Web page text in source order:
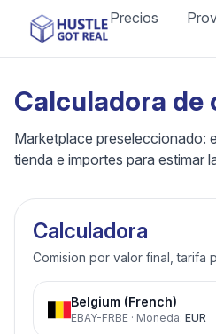
Precios
Calculadora de
Marketplace preseleccionado:
tienda e importes para estimar
Calculadora
Comision por valor final, tarifa
Belgium (French)
EBAY-FRBE· Moneda: EUR